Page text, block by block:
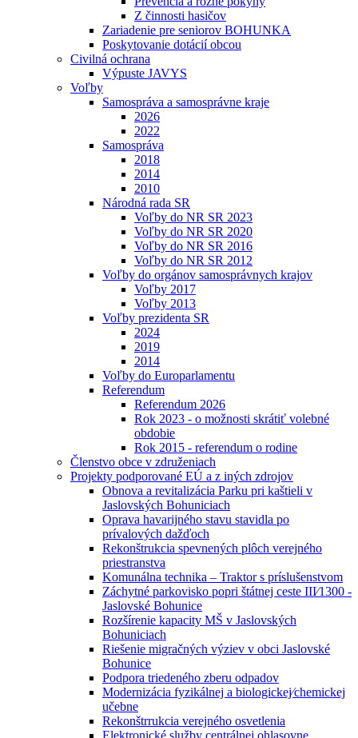
Z činnosti hasičov
Zariadenie pre seniorov BOHUNKA
Poskytovanie dotácií obcou
Civilná ochrana
Výpuste JAVYS
Voľby
Samospráva a samosprávne kraje
2026
2022
Samospráva
2018
2014
2010
Národná rada SR
Voľby do NR SR 2023
Voľby do NR SR 2020
Voľby do NR SR 2016
Voľby do NR SR 2012
Voľby do orgánov samosprávnych krajov
Voľby 2017
Voľby 2013
Voľby prezidenta SR
2024
2019
2014
Voľby do Europarlamentu
Referendum
Referendum 2026
Rok 2023 - o možnosti skrátiť volebné
obdobie
Rok 2015 - referendum o rodine
Členstvo obce v združeniach
Projekty podporované EÚ a z iných zdrojov
Obnova a revitalizácia Parku pri kaštieli v
Jaslovských Bohuniciach
Oprava havarijného stavu stavidla po
prívalových dažďoch
Rekonštrukcia spevnených plôch verejného
priestranstva
Komunálna technika – Traktor s príslušenstvom
Záchytné parkovisko popri štátnej ceste III⁄1300 -
Jaslovské Bohunice
Rozšírenie kapacity MŠ v Jaslovských
Bohuniciach
Riešenie migračných výziev v obci Jaslovské
Bohunice
Podpora triedeného zberu odpadov
Modernizácia fyzikálnej a biologickej⁄chemickej
učebne
Rekonštrrukcia verejného osvetlenia
Elektronické služby centrálnej ohlasovne